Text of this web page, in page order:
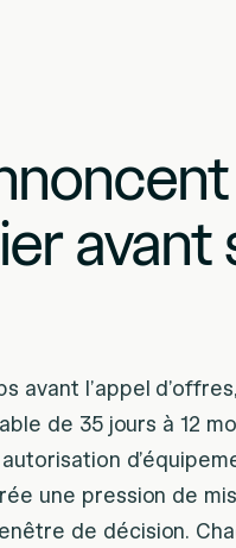
avant
avant l’appel
de 35 jours à 12
une pression de
de décision.